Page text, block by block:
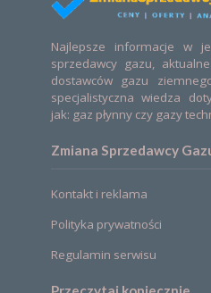
Najlepsze informacje w
sprzedawcy gazu,
dostawców gazu
specjalistyczna wiedza
jak: gaz płynny czy gazy
Zmiana Sprzedawcy
Kontakt i reklama
Polityka prywatności
Regulamin serwisu